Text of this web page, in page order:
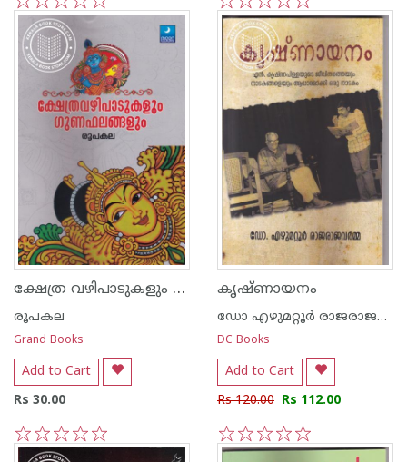
5
4
3
2
1 5
4
3
2
1
ക്ഷേത്ര വഴിപാടുകളും ഗുണഫലങ്ങളും
രൂപകല
Grand Books
Add to Cart
Rs 30.00
5
4
3
2
1
കൃഷ്ണായനം
ഡോ എഴുമറ്റൂര്‍ രാജരാജവര്‍മ്മ
DC Books
Add to Cart
Rs 120.00 Rs 112.00
5
4
3
2
1